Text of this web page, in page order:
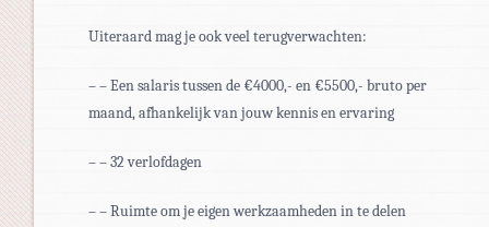
Uiteraard mag je ook veel terugverwachten:
– – Een salaris tussen de €4000,- en €5500,- bruto per
maand, afhankelijk van jouw kennis en ervaring
– – 32 verlofdagen
– – Ruimte om je eigen werkzaamheden in te delen